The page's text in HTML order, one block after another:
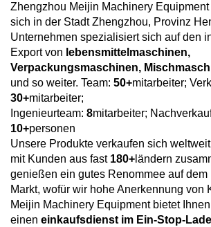
Zhengzhou Meijin Machinery
sich in der Stadt Zhengzhou, Provinz
Unternehmen spezialisiert sich auf den
Export von lebensmittelmaschinen,
Verpackungsmaschinen,
und so weiter. Team: 50+mitarbeiter;
30+mitarbeiter;
Ingenieurteam: 8mitarbeiter;
10+personen
Unsere Produkte verkaufen sich
mit Kunden aus fast 180+ ländern
genießen ein gutes Renommee auf dem
Markt, wofür wir hohe Anerkennung von
Meijin Machinery Equipment bietet
einen einkaufsdienst im Ein-Stop-